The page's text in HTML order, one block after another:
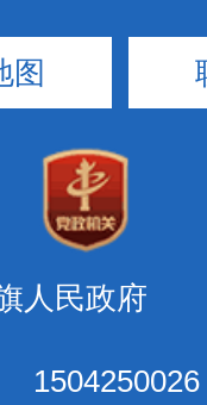
图
旗人民政府
1504250026